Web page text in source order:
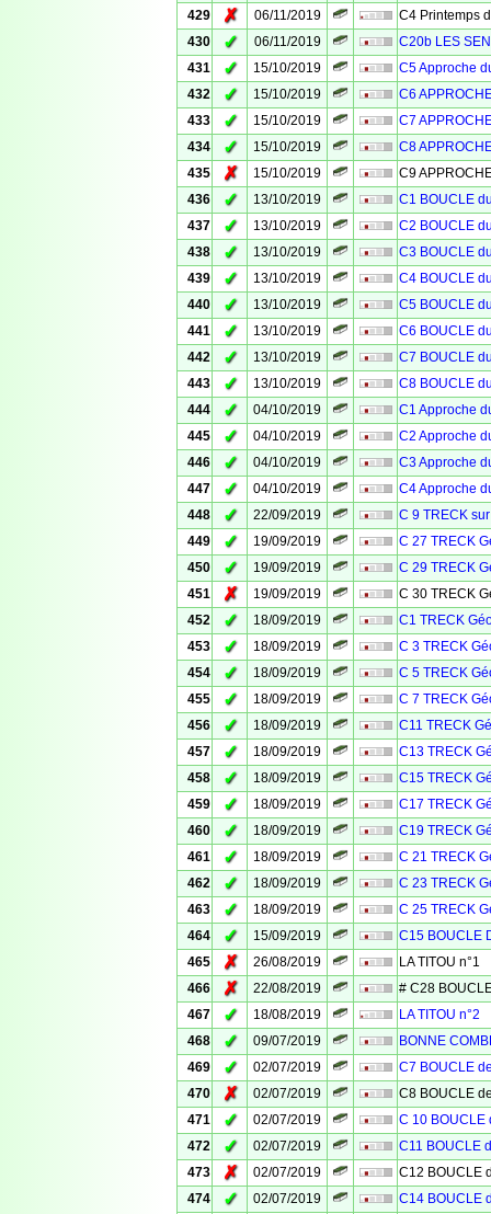
429 ✗ 06/11/2019
C4 Printemps
430
✓ 06/11/2019
C20b LES
431
✓ 15/10/2019
C5 Approche
432
✓ 15/10/2019
C6
433
✓ 15/10/2019
C7
434
✓ 15/10/2019
C8
435
✗ 15/10/2019
C9
436
✓ 13/10/2019
C1 BOUCLE
437
✓ 13/10/2019
C2 BOUCLE
438
✓ 13/10/2019
C3 BOUCLE
439
✓ 13/10/2019
C4 BOUCLE
440
✓ 13/10/2019
C5 BOUCLE
441
✓ 13/10/2019
C6 BOUCLE
442
✓ 13/10/2019
C7 BOUCLE
443
✓ 13/10/2019
C8 BOUCLE
444
✓ 04/10/2019
C1 Approche
445
✓ 04/10/2019
C2 Approche
446
✓ 04/10/2019
C3 Approche
447
✓ 04/10/2019
C4 Approche
448
✓ 22/09/2019
C 9 TRECK
449
✓ 19/09/2019
C 27 TRECK
450
✓ 19/09/2019
C 29 TRECK
451
✗ 19/09/2019
C 30 TRECK
452
✓ 18/09/2019
C1 TRECK
453
✓ 18/09/2019
C 3 TRECK
454
✓ 18/09/2019
C 5 TRECK
455
✓ 18/09/2019
C 7 TRECK
456
✓ 18/09/2019
C11 TRECK
457
✓ 18/09/2019
C13 TRECK
458
✓ 18/09/2019
C15 TRECK
459
✓ 18/09/2019
C17 TRECK
460
✓ 18/09/2019
C19 TRECK
461
✓ 18/09/2019
C 21 TRECK
462
✓ 18/09/2019
C 23 TRECK
463
✓ 18/09/2019
C 25 TRECK
464
✓ 15/09/2019
C15 BOUCLE
465
✗ 26/08/2019
LA TITOU n°1
466
✗ 22/08/2019
# C28
467
✓ 18/08/2019
LA TITOU n°2
468
✓ 09/07/2019
BONNE
469
✓ 02/07/2019
C7 BOUCLE
470
✗ 02/07/2019
C8 BOUCLE
471
✓ 02/07/2019
C 10 BOUCLE
472
✓ 02/07/2019
C11 BOUCLE
473
✗ 02/07/2019
C12 BOUCLE
474
✓ 02/07/2019
C14 BOUCLE